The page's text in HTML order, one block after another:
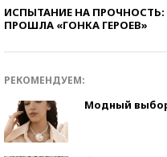
ИСПЫТАНИЕ НА ПРОЧНОСТЬ:
ПРОШЛА «ГОНКА ГЕРОЕВ»
РЕКОМЕНДУЕМ:
Модный